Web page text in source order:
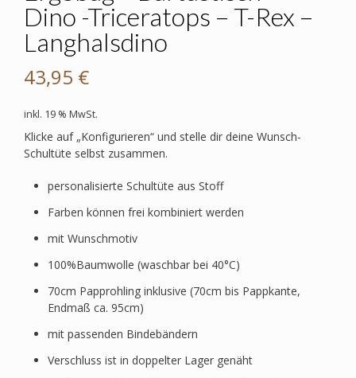
Dino -Triceratops – T-Rex –
Langhalsdino
43,95 €
inkl. 19 % MwSt.
Klicke auf „Konfigurieren“ und stelle dir deine Wunsch-
Schultüte selbst zusammen.
personalisierte Schultüte aus Stoff
Farben können frei kombiniert werden
mit Wunschmotiv
100%Baumwolle (waschbar bei 40°C)
70cm Papprohling inklusive (70cm bis Pappkante,
Endmaß ca. 95cm)
mit passenden Bindebändern
Verschluss ist in doppelter Lager genäht